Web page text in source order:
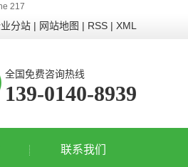
217
分站 | 网站地图 | RSS | XML
全国免费咨询热线
139-0140-8939
联系我们